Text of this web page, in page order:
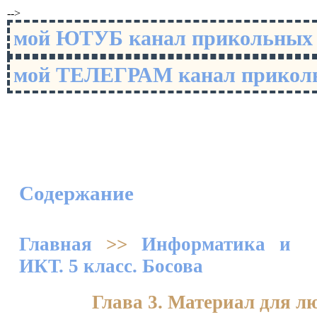
-->
мой ЮТУБ канал
мой ТЕЛЕГРАМ канал
Содержание
Главная >> Информатика и
ИКТ. 5 класс. Босова
Глава 3. Материал для